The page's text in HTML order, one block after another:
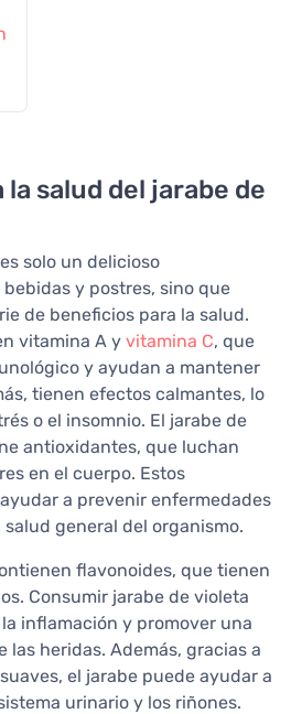
salud del jarabe de
solo un delicioso
y postres, sino que
de beneficios para la salud.
vitamina A y vitamina C, que
y ayudan a mantener
tienen efectos calmantes, lo
o el insomnio. El jarabe de
antioxidantes, que luchan
en el cuerpo. Estos
a prevenir enfermedades
general del organismo.
flavonoides, que tienen
Consumir jarabe de violeta
inflamación y promover una
las heridas. Además, gracias a
el jarabe puede ayudar a
urinario y los riñones.